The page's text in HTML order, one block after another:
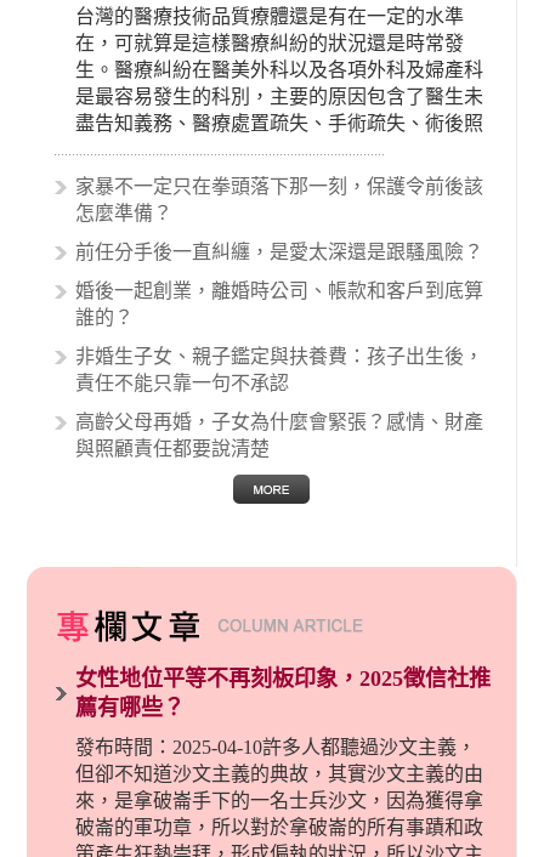
台灣的醫療技術品質療體還是有在一定的水準
在，可就算是這樣醫療糾紛的狀況還是時常發
生。醫療糾紛在醫美外科以及各項外科及婦產科
是最容易發生的科別，主要的原因包含了醫生未
盡告知義務、醫療處置疏失、手術疏失、術後照
顧失當、醫療費用的收取。雖然醫學進步，但醫
生與病患之間引起的糾紛還是經常發生。很多案
例中最後都走向訴訟流程，我們如果不幸遇到相
的內容其實非常多，有些案例…
家暴不一定只在拳頭落下那一刻，保護令前後該
怎麼準備？
前任分手後一直糾纏，是愛太深還是跟騷風險？
婚後一起創業，離婚時公司、帳款和客戶到底算
誰的？
非婚生子女、親子鑑定與扶養費：孩子出生後，
責任不能只靠一句不承認
高齡父母再婚，子女為什麼會緊張？感情、財產
與照顧責任都要說清楚
女性地位平等不再刻板印象，2025徵信社推
薦有哪些？
發布時間：2025-04-10許多人都聽過沙文主義，
但卻不知道沙文主義的典故，其實沙文主義的由
來，是拿破崙手下的一名士兵沙文，因為獲得拿
破崙的軍功章，所以對於拿破崙的所有事蹟和政